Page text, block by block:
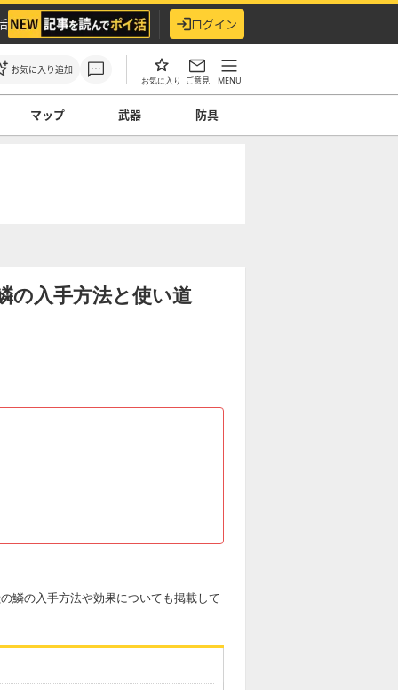
ログイン
お気に入り追加
お気に入り ご意見 MENU
マップ 武器 防具
の入手方法と使い道
鱗の入手方法や効果についても掲載して